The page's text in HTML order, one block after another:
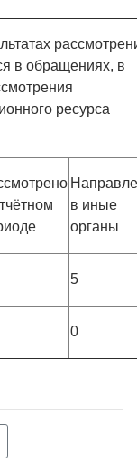
в обращениях, в
ресурса
в иные
органы
5
0